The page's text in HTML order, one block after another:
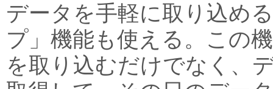
データを手軽に取り込め
プ」機能も使える。この
を取り込むだけでなく、